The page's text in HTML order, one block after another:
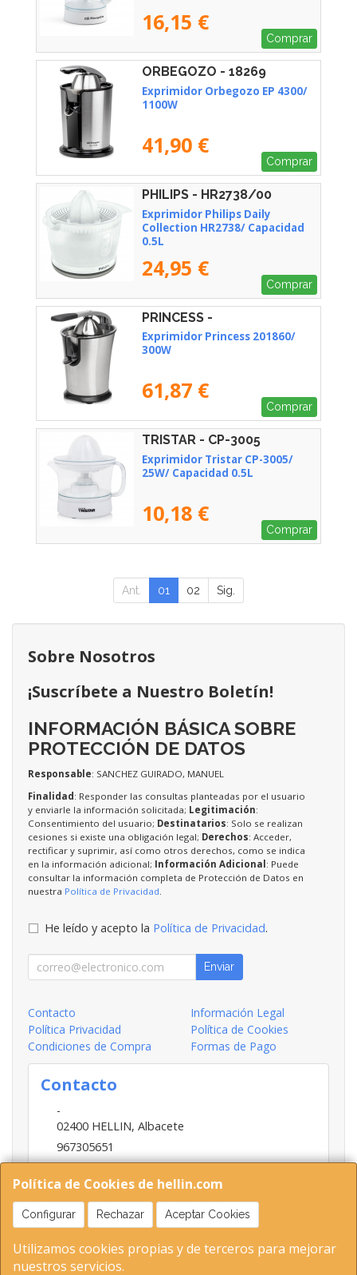
16,15 €
Comprar
ORBEGOZO - 18269
Exprimidor Orbegozo EP 4300/
1100W
41,90 €
Comprar
PHILIPS - HR2738/00
Exprimidor Philips Daily
Collection HR2738/ Capacidad
0.5L
24,95 €
Comprar
PRINCESS -
01.201860.01.001
Exprimidor Princess 201860/
300W
61,87 €
Comprar
TRISTAR - CP-3005
Exprimidor Tristar CP-3005/
25W/ Capacidad 0.5L
10,18 €
Comprar
Ant. 01 02 Sig.
Política de Cookies de hellin.com
Configurar Rechazar Aceptar Cookies
Utilizamos cookies propias y de terceros para mejorar
nuestros servicios.
Sobre Nosotros
¡Suscríbete a Nuestro Boletín!
INFORMACIÓN BÁSICA SOBRE
PROTECCIÓN DE DATOS
Responsable: SANCHEZ GUIRADO, MANUEL
Finalidad : Responder las consultas planteadas por el usuario
y enviarle la información solicitada; Legitimación:
Consentimiento del usuario; Destinatarios: Solo se realizan
cesiones si existe una obligación legal; Derechos: Acceder,
rectificar y suprimir, así como otros derechos, como se indica
en la información adicional; Información Adicional : Puede
consultar la información completa de Protección de Datos en
nuestra Política de Privacidad
He leído y acepto la Política de Privacidad.
Enviar
Contacto
Información Legal
Política Privacidad
Política de Cookies
Condiciones de Compra
Formas de Pago
Contacto
-
02400 HELLIN, Albacete
967305651
INFO@HELLIN.COM
Horario
09:00-13:30; 16:30-20:30